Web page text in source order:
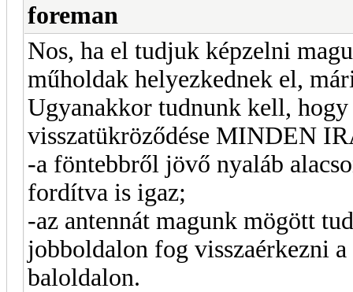
foreman
Nos, ha el tudjuk képzelni
műholdak helyezkednek el,
Ugyanakkor tudnunk kell,
visszatükröződése MINDEN
-a föntebbről jövő nyaláb
fordítva is igaz;
-az antennát magunk mögött
jobboldalon fog visszaérkezni
baloldalon.